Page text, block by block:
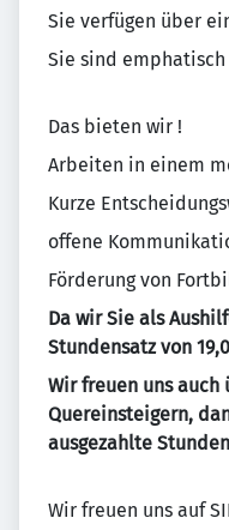
Sie verfügen über
Sie sind
Das bieten wir !
Arbeiten in einem
Kurze
offene
Förderung von
Da wir Sie als
Stundensatz von
Wir freuen uns auch
Quereinsteigern,
ausgezahlte
Wir freuen uns auf